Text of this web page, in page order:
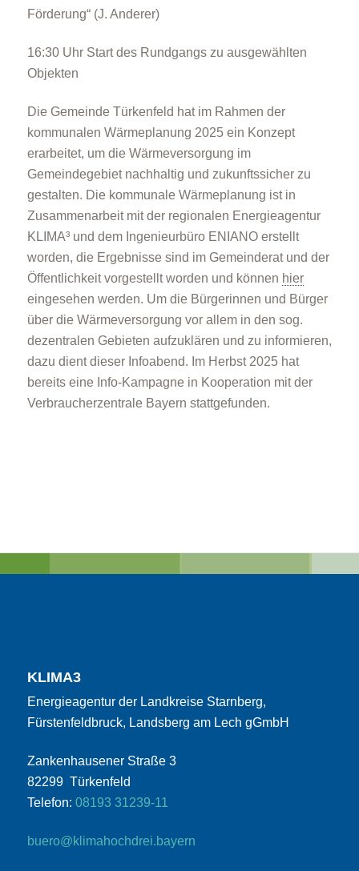
Förderung“ (J. Anderer)
16:30 Uhr Start des Rundgangs zu ausgewählten
Objekten
Die Gemeinde Türkenfeld hat im Rahmen der
kommunalen Wärmeplanung 2025 ein Konzept
erarbeitet, um die Wärmeversorgung im
Gemeindegebiet nachhaltig und zukunftssicher zu
gestalten. Die kommunale Wärmeplanung ist in
Zusammenarbeit mit der regionalen Energieagentur
KLIMA³ und dem Ingenieurbüro ENIANO erstellt
worden, die Ergebnisse sind im Gemeinderat und der
Öffentlichkeit vorgestellt worden und können hier
eingesehen werden. Um die Bürgerinnen und Bürger
über die Wärmeversorgung vor allem in den sog.
dezentralen Gebieten aufzuklären und zu informieren,
dazu dient dieser Infoabend. Im Herbst 2025 hat
bereits eine Info-Kampagne in Kooperation mit der
Verbraucherzentrale Bayern stattgefunden.
KLIMA3
Energieagentur der Landkreise Starnberg,
Fürstenfeldbruck, Landsberg am Lech gGmbH
Zankenhausener Straße 3
82299 Türkenfeld
Telefon: 08193 31239-11
buero@klimahochdrei.bayern